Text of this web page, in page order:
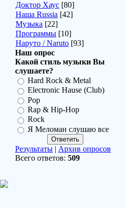
Доктор Хаус [80]
Наша Russia [42]
Музыка [22]
Программы [10]
Наруто / Naruto [93]
Наш опрос
Какой стиль музыки Вы
слушаете?
Hard Rock & Metal
Electronic Hause (Club)
Pop
Rap & Hip-Hop
Rock
Я Меломан слушаю все
Результаты | Архив опросов
Всего ответов: 509